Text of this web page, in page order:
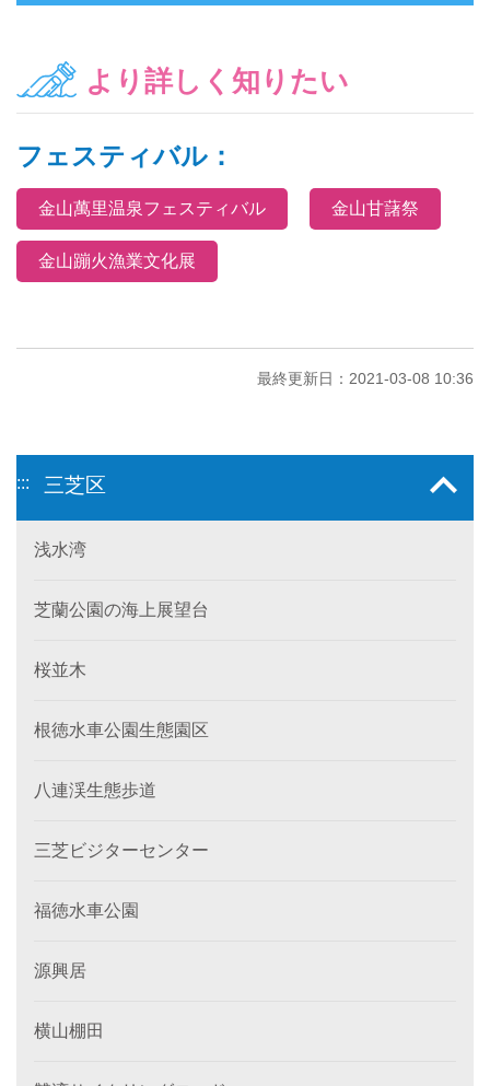
より詳しく知りたい
フェスティバル：
金山萬里温泉フェスティバル 金山甘藷祭
金山蹦火漁業文化展
最終更新日：2021-03-08 10:36
::: 三芝区
浅水湾
芝蘭公園の海上展望台
桜並木
根徳水車公園生態園区
八連渓生態歩道
三芝ビジターセンター
福徳水車公園
源興居
横山棚田